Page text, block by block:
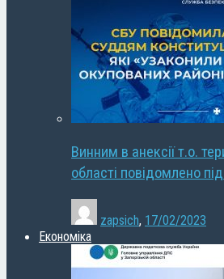
Винним в анексії т.о.
області повідомлено
zapsich, 17/02/2023
Економіка